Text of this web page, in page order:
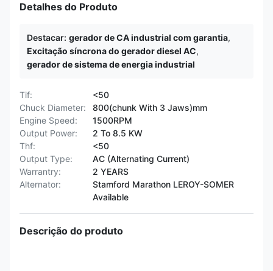
Detalhes do Produto
Destacar: gerador de CA industrial com garantia,
Excitação síncrona do gerador diesel AC,
gerador de sistema de energia industrial
Tif:
<50
Chuck Diameter:
800(chunk With 3 Jaws)mm
Engine Speed:
1500RPM
Output Power:
2 To 8.5 KW
Thf:
<50
Output Type:
AC (Alternating Current)
Warrantry:
2 YEARS
Alternator:
Stamford Marathon LEROY-SOMER
Available
Descrição do produto